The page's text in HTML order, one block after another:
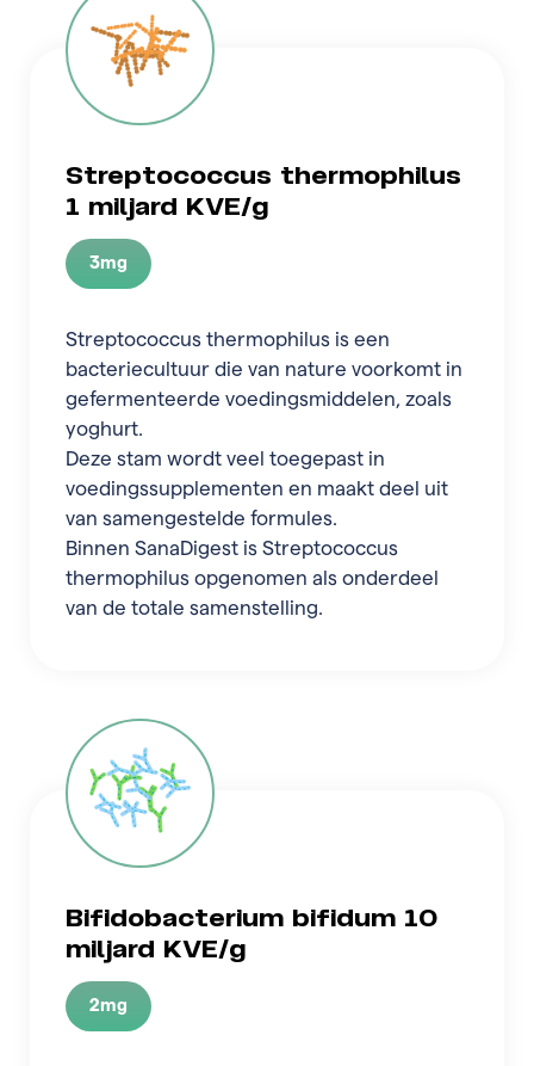
Streptococcus thermophilus
1 miljard KVE/g
3mg
Streptococcus thermophilus is een
bacteriecultuur die van nature voorkomt in
gefermenteerde voedingsmiddelen, zoals
yoghurt.
Deze stam wordt veel toegepast in
voedingssupplementen en maakt deel uit
van samengestelde formules.
Binnen SanaDigest is Streptococcus
thermophilus opgenomen als onderdeel
van de totale samenstelling.
Bifidobacterium bifidum 10
miljard KVE/g
2mg